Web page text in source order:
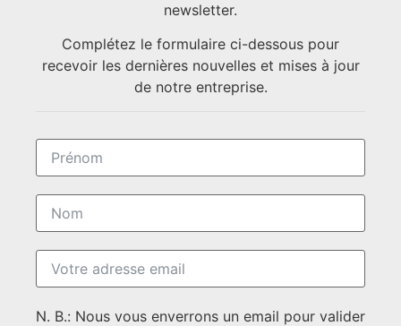
newsletter.
Complétez le formulaire ci-dessous pour
recevoir les dernières nouvelles et mises à jour
de notre entreprise.
N. B.: Nous vous enverrons un email pour valider